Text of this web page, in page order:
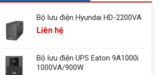
Bộ lưu điện Hyundai HD-2200VA
Liên hệ
Bộ lưu điện UPS Eaton 9A1000i
1000VA/900W